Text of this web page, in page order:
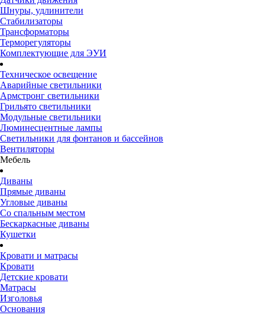
Шнуры, удлинители
Стабилизаторы
Трансформаторы
Терморегуляторы
Комплектующие для ЭУИ
Техническое освещение
Аварийные светильники
Армстронг светильники
Грильято светильники
Модульные светильники
Люминесцентные лампы
Светильники для фонтанов и бассейнов
Вентиляторы
Мебель
Диваны
Прямые диваны
Угловые диваны
Со спальным местом
Бескаркасные диваны
Кушетки
Кровати и матрасы
Кровати
Детские кровати
Матрасы
Изголовья
Основания